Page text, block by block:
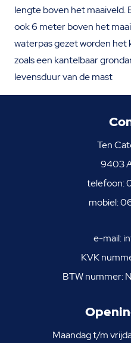
lengte boven het maaiveld.
ook 6 meter boven het
waterpas gezet worden het
zoals een kantelbaar
levensduur van de mast
Ten
9403
telefoon:
mobiel:
e-mail:
KVK
BTW nummer:
Maandag t/m